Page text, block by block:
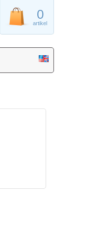
0
artikel